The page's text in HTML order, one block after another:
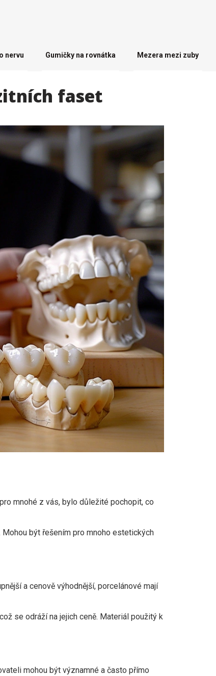
nervu Gumičky na rovnátka Mezera mezi zuby
faset
mnohé z vás, bylo důležité pochopit, co
být řešením pro mnoho estetických
a cenově výhodnější, porcelánové mají
se odráží na jejich ceně. Materiál použitý k
mohou být významné a často přímo